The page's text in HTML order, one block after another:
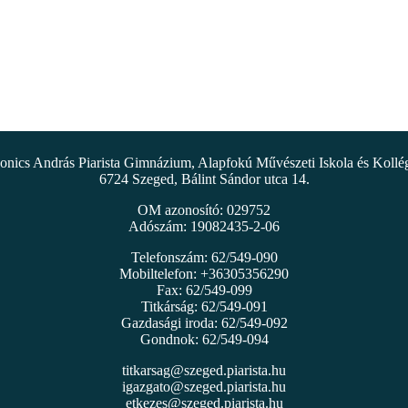
András Piarista Gimnázium, Alapfokú Művészeti Iskola és
6724 Szeged, Bálint Sándor utca 14.
OM azonosító: 029752
Adószám: 19082435-2-06
Telefonszám: 62/549-090
Mobiltelefon: +36305356290
Fax: 62/549-099
Titkárság: 62/549-091
Gazdasági iroda: 62/549-092
Gondnok: 62/549-094
titkarsag@szeged.piarista.hu
igazgato@szeged.piarista.hu
etkezes@szeged.piarista.hu